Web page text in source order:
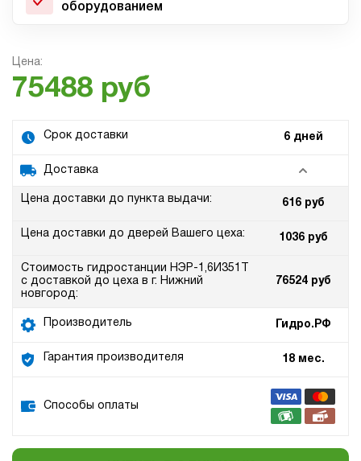
оборудованием
Цена:
75488 руб
Срок доставки 6 дней
Доставка
Цена доставки до пункта выдачи: 616 руб
Цена доставки до дверей Вашего цеха: 1036 руб
Стоимость гидростанции НЭР-1,6И351Т
с доставкой до цеха в г. Нижний
новгород:
76524 руб
Производитель Гидро.РФ
Гарантия производителя 18 мес.
Способы оплаты